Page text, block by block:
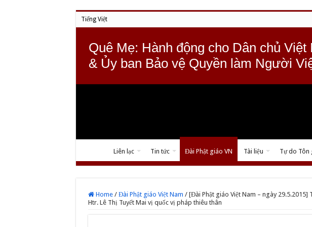
Tiếng Việt
Quê Mẹ: Hành động cho Dân chủ Việt
& Ủy ban Bảo vệ Quyền làm Người
Liên lạc Tin tức Đài Phật giáo VN Tài liệu Tự do Tôn
Home / Đài Phật giáo Việt Nam / [Đài Phật giáo Việt Nam – ngày 29.5.2015]
Htr. Lê Thị Tuyết Mai vị quốc vị pháp thiêu thân